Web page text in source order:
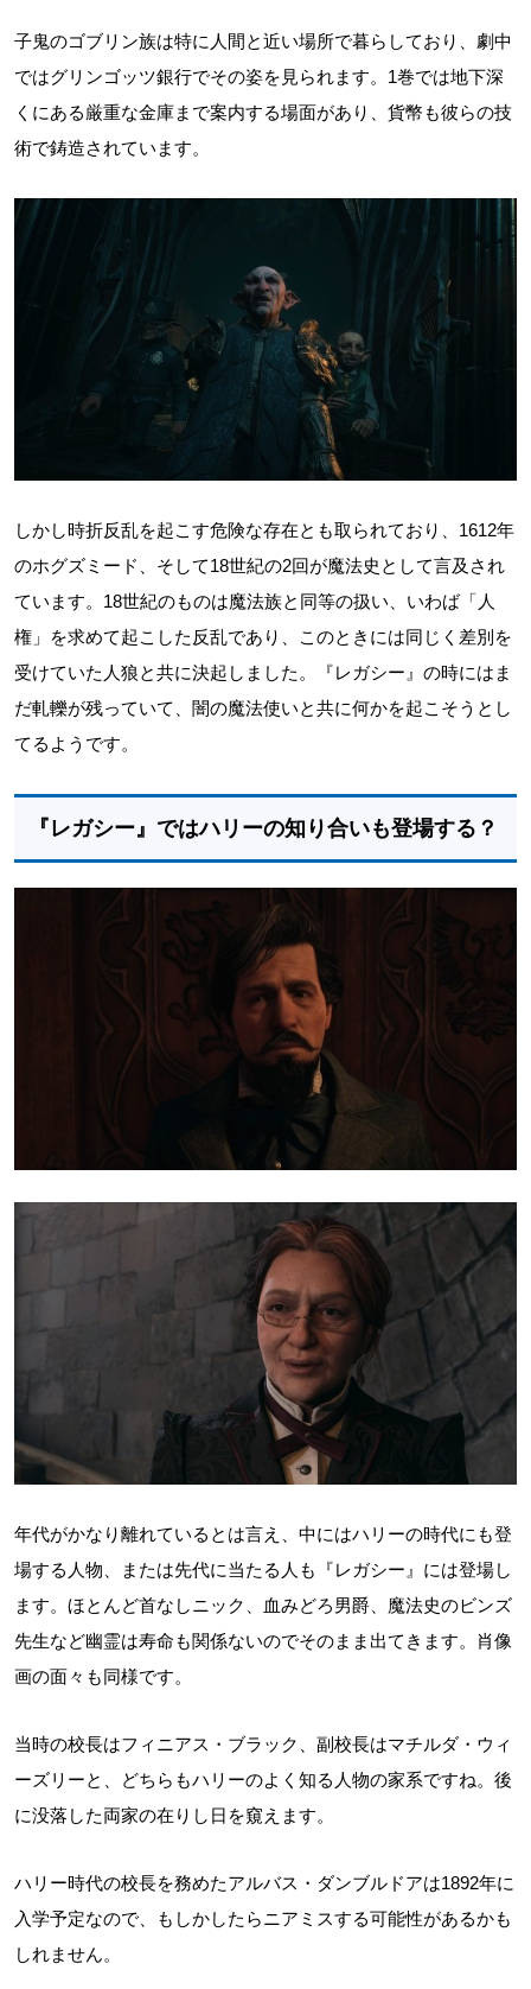
子鬼のゴブリン族は特に人間と近い場所で暮らしており、劇中
ではグリンゴッツ銀行でその姿を見られます。1巻では地下深
くにある厳重な金庫まで案内する場面があり、貨幣も彼らの技
術で鋳造されています。
しかし時折反乱を起こす危険な存在とも取られており、1612年
のホグズミード、そして18世紀の2回が魔法史として言及され
ています。18世紀のものは魔法族と同等の扱い、いわば「人
権」を求めて起こした反乱であり、このときには同じく差別を
受けていた人狼と共に決起しました。『レガシー』の時にはま
だ軋轢が残っていて、闇の魔法使いと共に何かを起こそうとし
てるようです。
『レガシー』ではハリーの知り合いも登場する？
年代がかなり離れているとは言え、中にはハリーの時代にも登
場する人物、または先代に当たる人も『レガシー』には登場し
ます。ほとんど首なしニック、血みどろ男爵、魔法史のビンズ
先生など幽霊は寿命も関係ないのでそのまま出てきます。肖像
画の面々も同様です。
当時の校長はフィニアス・ブラック、副校長はマチルダ・ウィ
ーズリーと、どちらもハリーのよく知る人物の家系ですね。後
に没落した両家の在りし日を窺えます。
ハリー時代の校長を務めたアルバス・ダンブルドアは1892年に
入学予定なので、もしかしたらニアミスする可能性があるかも
しれません。